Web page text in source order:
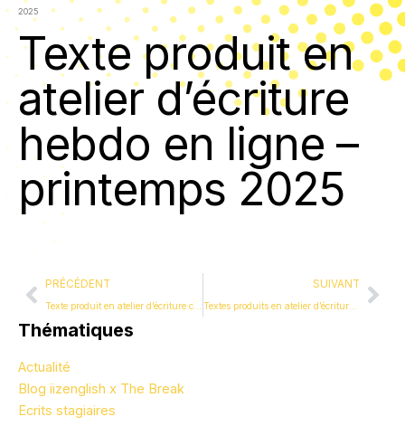
2025
Texte produit en
atelier d’écriture
hebdo en ligne –
printemps 2025
Précédent
PRÉCÉDENT SUIVANT
Textes produits en atelier d’écriture créative – vacances d’été 2025
Thématiques
Actualité
Blog iizenglish x The Break
Ecrits stagiaires